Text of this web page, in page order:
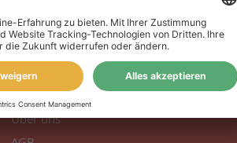
Information
Über uns